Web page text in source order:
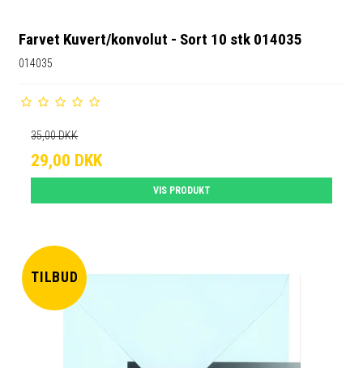
Farvet Kuvert/konvolut - Sort 10 stk 014035
014035
35,00 DKK
29,00 DKK
VIS PRODUKT
TILBUD